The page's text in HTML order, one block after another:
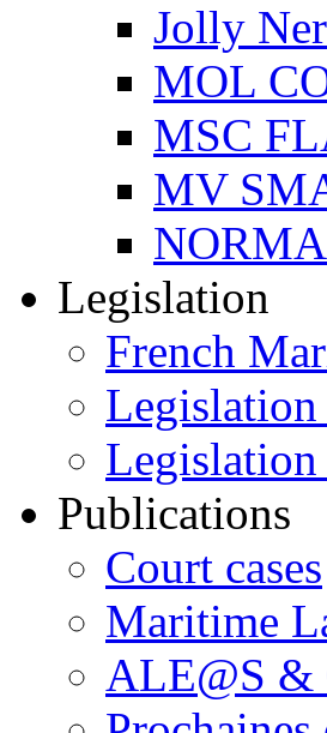
Jolly
MOL
MSC
MV
Legislation
French
Publications
Court cases
Maritime
ALE@S &